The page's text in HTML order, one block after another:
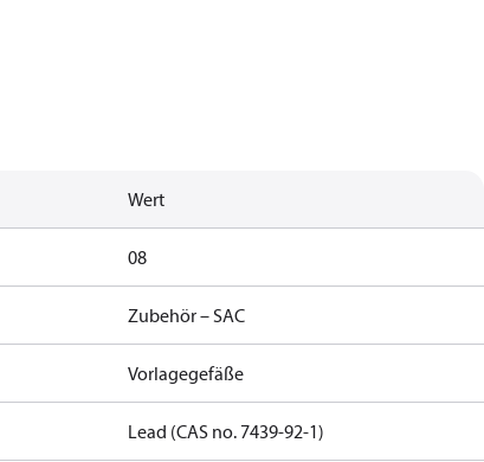
Wert
08
Zubehör – SAC
Vorlagegefäße
Lead (CAS no. 7439-92-1)